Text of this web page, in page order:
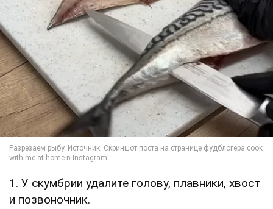
1. У скумбрии удалите голову, плавники, хвост
и позвоночник.